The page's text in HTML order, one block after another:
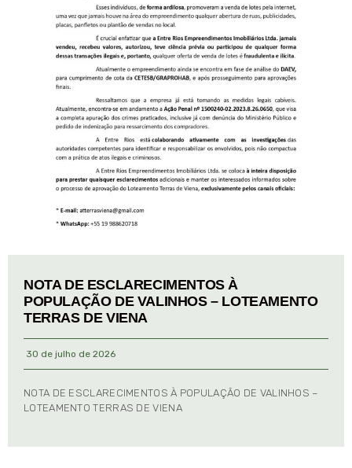
NOTA DE ESCLARECIMENTOS À
POPULAÇÃO DE VALINHOS – LOTEAMENTO
TERRAS DE VIENA
30 de julho de 2026
NOTA DE ESCLARECIMENTOS À POPULAÇÃO DE VALINHOS –
LOTEAMENTO TERRAS DE VIENA